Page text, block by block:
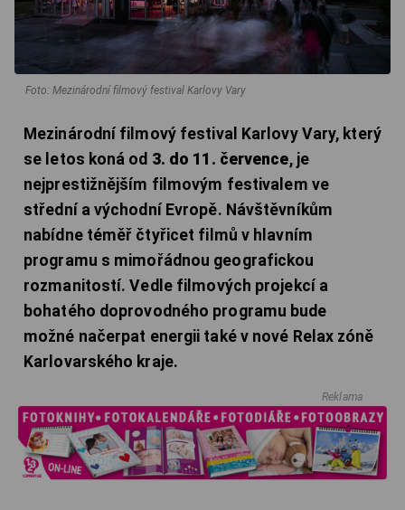
Foto: Mezinárodní filmový festival Karlovy Vary
Mezinárodní filmový festival Karlovy Vary, který
se letos koná od 3. do 11. července, je
nejprestižnějším filmovým festivalem ve
střední a východní Evropě. Návštěvníkům
nabídne téměř čtyřicet filmů v hlavním
programu s mimořádnou geografickou
rozmanitostí. Vedle filmových projekcí a
bohatého doprovodného programu bude
možné načerpat energii také v nové Relax zóně
Karlovarského kraje.
Reklama